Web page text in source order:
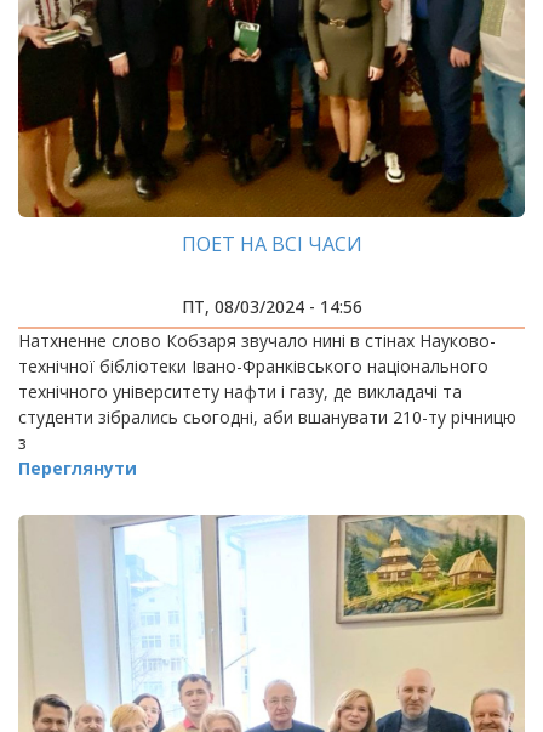
ПОЕТ НА ВСІ ЧАСИ
ПТ, 08/03/2024 - 14:56
Натхненне слово Кобзаря звучало нині в стінах Науково-
технічної бібліотеки Івано-Франківського національного
технічного університету нафти і газу, де викладачі та
студенти зібрались сьогодні, аби вшанувати 210-ту річницю
з
Переглянути